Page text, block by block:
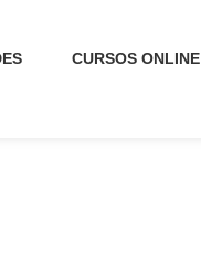
CURSOS ONLINE